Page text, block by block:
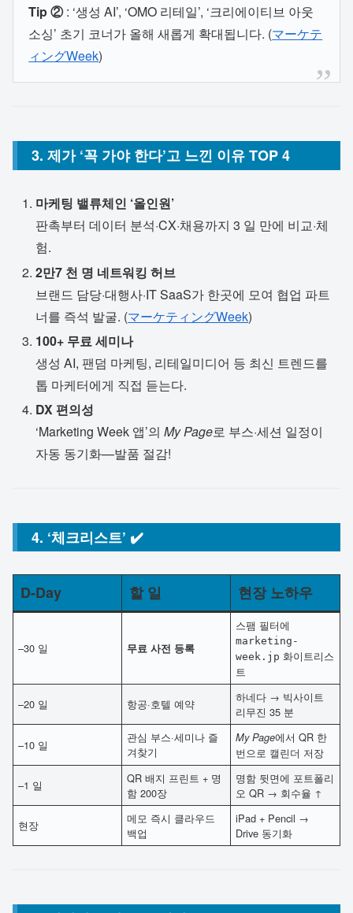
Tip ②: ‘생성 AI’, ‘OMO 리테일’, ‘크리에이티브 아웃
소싱’ 초기 코너가 올해 새롭게 확대됩니다. (マーケテ
ィングWeek)
3. 제가 ‘꼭 가야 한다’고 느낀 이유 TOP 4
마케팅 밸류체인 ‘올인원’
판촉부터 데이터 분석·CX·채용까지 3 일 만에 비교·체
험.
2만7 천 명 네트워킹 허브
브랜드 담당·대행사·IT SaaS가 한곳에 모여 협업 파트
너를 즉석 발굴. (マーケティングWeek)
100+ 무료 세미나
생성 AI, 팬덤 마케팅, 리테일미디어 등 최신 트렌드를
톱 마케터에게 직접 듣는다.
DX 편의성
‘Marketing Week 앱’의My Page로 부스·세션 일정이
자동 동기화—발품 절감!
4. ‘체크리스트’ ✔️
D-Day 할 일 현장 노하우
–30 일 무료 사전 등록
스팸 필터에
marketing-
week.jp 화이트리스
트
–20 일 항공·호텔 예약
하네다 → 빅사이트
리무진 35 분
–10 일
관심 부스·세미나 즐
겨찾기
My Page에서 QR 한
번으로 캘린더 저장
–1 일
QR 배지 프린트 + 명
함 200장
명함 뒷면에 포트폴리
오 QR → 회수율 ↑
현장
메모 즉시 클라우드
백업
iPad + Pencil →
Drive 동기화